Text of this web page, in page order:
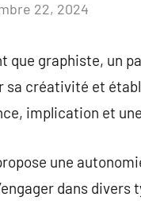
22, 2024
que graphiste, un
sa créativité et
implication et
une
dans